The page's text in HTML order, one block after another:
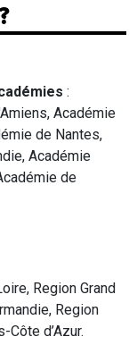
:
Académie
de Nantes,
Académie
de
Region Grand
Region
d’Azur.